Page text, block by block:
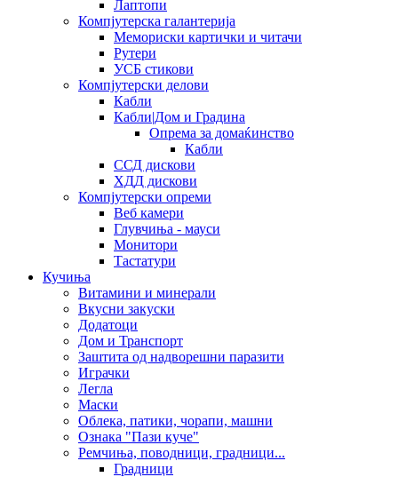
Лаптопи
Компјутерска галантерија
Мемориски картички и читачи
Рутери
УСБ стикови
Компјутерски делови
Кабли
Кабли|Дом и Градина
Опрема за домаќинство
Кабли
ССД дискови
ХДД дискови
Компјутерски опреми
Веб камери
Глувчиња - мауси
Монитори
Тастатури
Кучиња
Витамини и минерали
Вкусни закуски
Додатоци
Дом и Транспорт
Заштита од надворешни паразити
Играчки
Легла
Маски
Облека, патики, чорапи, машни
Ознака "Пази куче"
Ремчиња, поводници, градници...
Градници